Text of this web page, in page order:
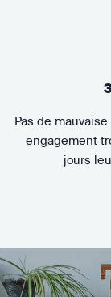
Pas de
engagement
jours